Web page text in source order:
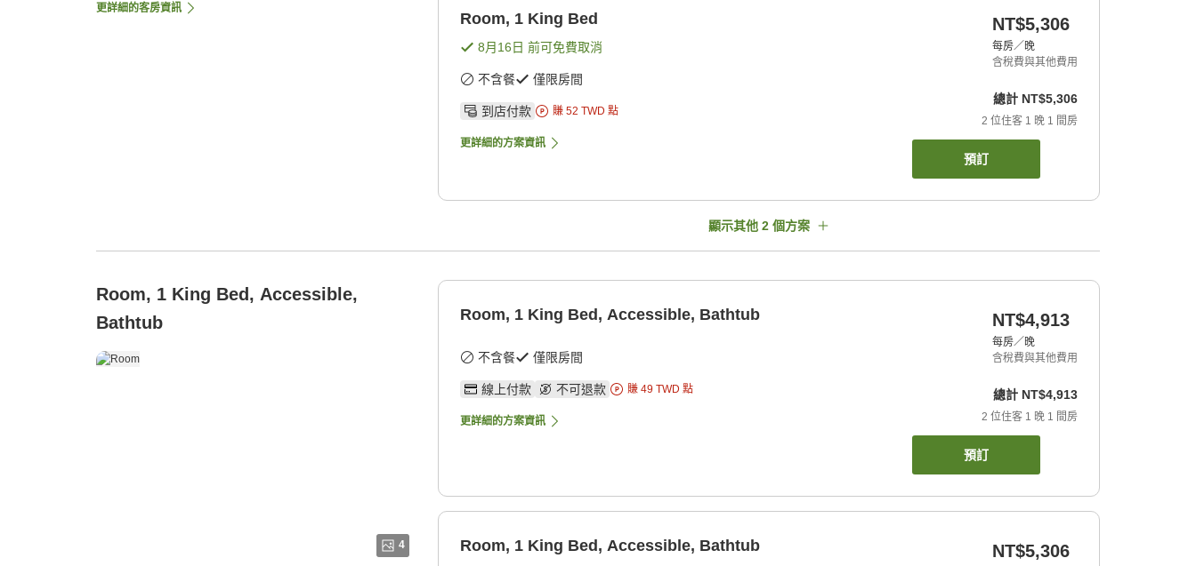
更詳細的客房資訊
Room, 1 King Bed
8月16日 前可免費取消
不含餐 僅限房間
到店付款 賺 52 TWD 點
更詳細的方案資訊
NT$5,306
每房／晚
含稅費與其他費用
總計 NT$5,306
2 位住客 1 晚 1 間房
預訂
顯示其他 2 個方案
Room, 1 King Bed, Accessible,
Bathtub
4
Room, 1 King Bed, Accessible, Bathtub
不含餐 僅限房間
線上付款 不可退款 賺 49 TWD 點
更詳細的方案資訊
NT$4,913
每房／晚
含稅費與其他費用
總計 NT$4,913
2 位住客 1 晚 1 間房
預訂
Room, 1 King Bed, Accessible, Bathtub NT$5,306